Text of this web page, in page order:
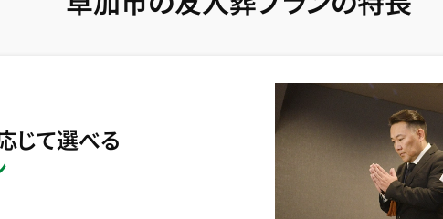
じて選べる